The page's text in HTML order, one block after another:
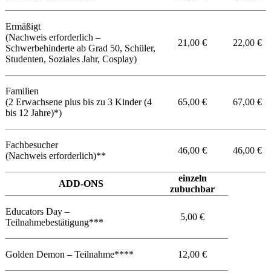
Ermäßigt
(Nachweis erforderlich –
Schwerbehinderte ab Grad 50, Schüler,
Studenten, Soziales Jahr, Cosplay)
21,00 € 22,00 €
Familien
(2 Erwachsene plus bis zu 3 Kinder (4
bis 12 Jahre)*)
65,00 € 67,00 €
Fachbesucher
(Nachweis erforderlich)**
46,00 € 46,00 €
ADD-ONS
einzeln
zubuchbar
Educators Day –
Teilnahmebestätigung***
5,00 €
Golden Demon – Teilnahme**** 12,00 €